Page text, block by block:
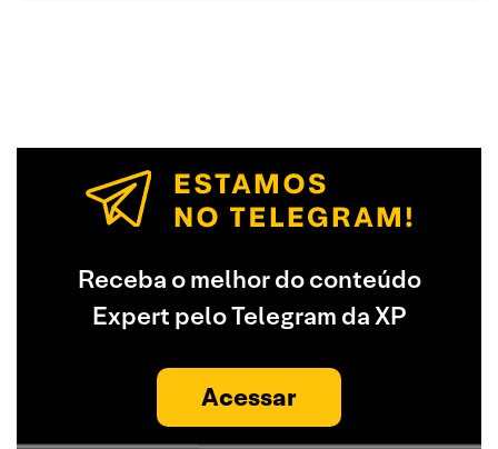
Receba o melhor do conteúdo
Expert pelo Telegram da XP
Acessar